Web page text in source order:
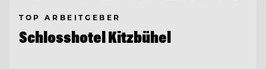
TOP ARBEITGEBER
Schlosshotel Kitzbühel